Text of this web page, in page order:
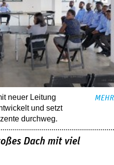
neuer Leitung
und setzt
durchweg.
MEHR
Dach mit viel